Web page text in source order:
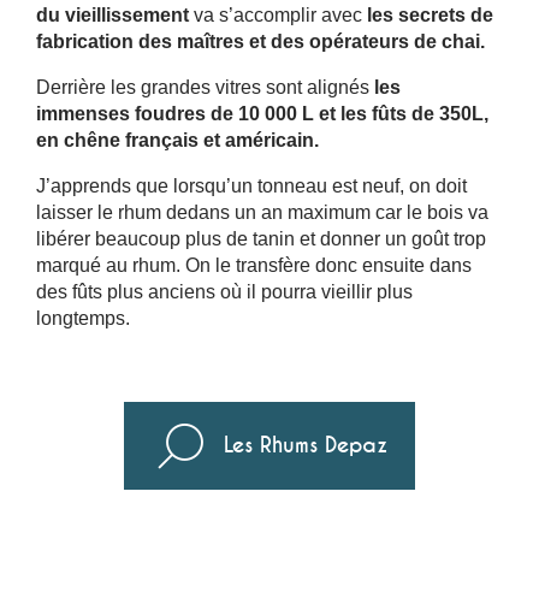
du vieillissement va s’accomplir avec les secrets de
fabrication des maîtres et des opérateurs de chai.
Derrière les grandes vitres sont alignés les
immenses foudres de 10 000 L et les fûts de 350L,
en chêne français et américain.
J’apprends que lorsqu’un tonneau est neuf, on doit
laisser le rhum dedans un an maximum car le bois va
libérer beaucoup plus de tanin et donner un goût trop
marqué au rhum. On le transfère donc ensuite dans
des fûts plus anciens où il pourra vieillir plus
longtemps.
Les Rhums Depaz